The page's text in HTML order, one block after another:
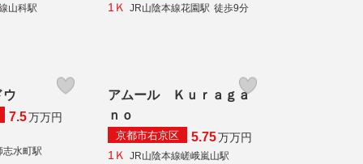
山科駅
1Ｋ JR山陰本線花園駅 徒歩9分
ウ
7.5万万円
志水町駅
アムール Ｋｕｒａｇａ
ｎｏ
京都市右京区 5.75万万円
1Ｋ
JR山陰本線嵯峨嵐山駅